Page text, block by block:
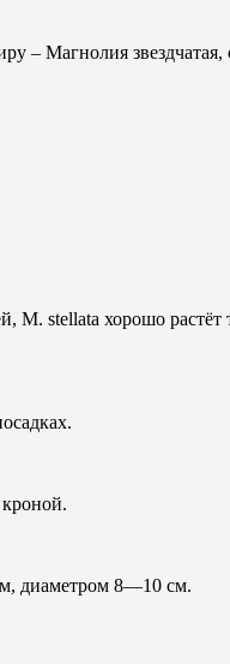
– Магнолия
stellata хорошо
диаметром 8—10 см.